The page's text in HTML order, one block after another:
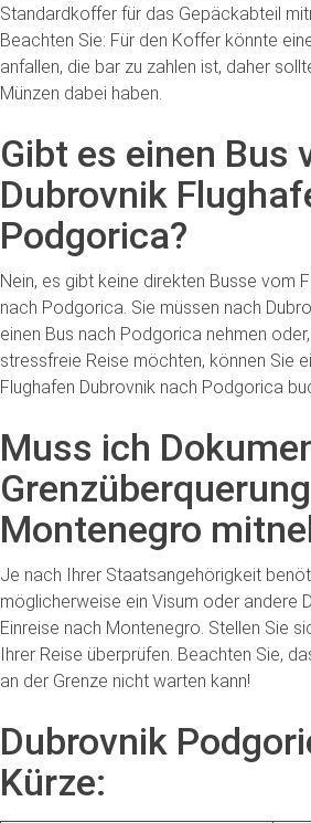
Standardkoffer für das Gepäckabteil
Beachten Sie: Für den Koffer könnte
anfallen, die bar zu zahlen ist, daher
Münzen dabei haben.
Gibt es einen Bus
Dubrovnik
Podgorica?
Nein, es gibt keine direkten Busse vom
nach Podgorica. Sie müssen nach
einen Bus nach Podgorica nehmen
stressfreie Reise möchten, können Sie
Flughafen Dubrovnik nach Podgorica
Muss ich
Montenegro
Je nach Ihrer Staatsangehörigkeit
möglicherweise ein Visum oder andere
Einreise nach Montenegro. Stellen Sie
Ihrer Reise überprüfen. Beachten Sie,
an der Grenze nicht warten kann!
Dubrovnik
Kürze: